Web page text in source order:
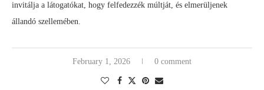
invitálja a látogatókat, hogy felfedezzék múltját, és elmerüljenek
állandó szellemében.
February 1, 2026 0 comment